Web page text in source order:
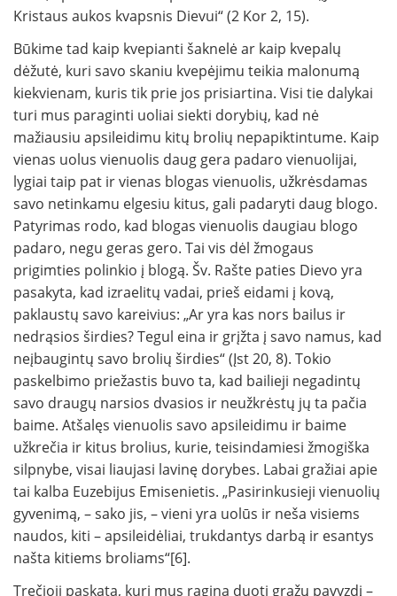
Kristaus aukos kvapsnis Dievui“ (2 Kor 2, 15).
Būkime tad kaip kvepianti šaknelė ar kaip kvepalų
dėžutė, kuri savo skaniu kvepėjimu teikia malonumą
kiekvienam, kuris tik prie jos prisiartina. Visi tie dalykai
turi mus paraginti uoliai siekti do­rybių, kad nė
mažiausiu apsileidimu kitų brolių nepapiktintume. Kaip
vienas uolus vienuolis daug gera pa­daro vienuolijai,
lygiai taip pat ir vienas blogas vienuolis, užkrėsdamas
savo netinkamu elgesiu ki­tus, gali padaryti daug blogo.
Patyrimas rodo, kad blogas vienuolis daugiau blogo
padaro, ne­gu geras gero. Tai vis dėl žmogaus
prigimties polinkio į blogą. Šv. Rašte paties Dievo yra
pasakyta, kad izraelitų vadai, prieš eidami į kovą,
paklaus­tų savo kareivius: „Ar yra kas nors bailus ir
nedrąsios širdies? Tegul eina ir grįžta į sa­vo namus, kad
neįbaugintų savo brolių širdies“ (Įst 20, 8). Tokio
paskelbimo priežastis buvo ta, kad bailieji negadintų
savo draugų narsios dvasios ir neužkrėstų jų ta pa­čia
baime. Atšalęs vienuolis savo apsileidimu ir baime
užkrečia ir kitus brolius, kurie, teisinda­miesi žmogiška
silpnybe, visai liaujasi lavinę dorybes. Labai gražiai apie
tai kalba Euzebijus Emisenietis. „Pasirinkusieji vienuolių
gyvenimą, – sa­ko jis, – vieni yra uolūs ir neša visiems
naudos, kiti – apsileidėliai, trukdantys darbą ir esantys
našta kitiems broliams“[6].
Trečioji paskata, kuri mus ragina duoti gražų pavyzdį –